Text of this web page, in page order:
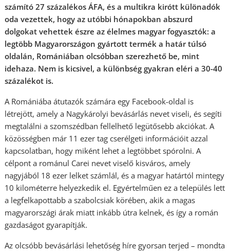
számító 27 százalékos ÁFA, és a multikra kirótt különadók
oda vezettek, hogy az utóbbi hónapokban abszurd
dolgokat vehettek észre az élelmes magyar fogyasztók: a
legtöbb Magyarországon gyártott termék a határ túlsó
oldalán, Romániában olcsóbban szerezhető be, mint
idehaza. Nem is kicsivel, a különbség gyakran eléri a 30-40
százalékot is.
A Romániába átutazók számára egy Facebook-oldal is
létrejött, amely a Nagykárolyi bevásárlás nevet viseli, és segíti
megtalálni a szomszédban fellelhető legütősebb akciókat. A
közösségben már 11 ezer tag cserélgeti információit azzal
kapcsolatban, hogy miként lehet a legtöbbet spórolni. A
célpont a románul Carei nevet viselő kisváros, amely
nagyjából 18 ezer lelket számlál, és a magyar határtól mintegy
10 kilométerre helyezkedik el. Egyértelműen ez a település lett
a legfelkapottabb a szabolcsiak körében, akik a magas
magyarországi árak miatt inkább útra kelnek, és így a román
gazdaságot gyarapítják.
Az olcsóbb bevásárlási lehetőség híre gyorsan terjed – mondta